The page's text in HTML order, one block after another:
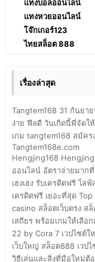
แทงบอลออนไลน์
แทงหวยออนไลน์
โจ๊กเกอร์123
ไทยสล็อต 888
เรื่องล่าสุด
Tangtem168 31 กันยา
ง่าย ฟีลดี วันเกิดนี้พี่จัดใ
เกม tangtem168 สมัค
Tangtem168e.com
Hengjing168
ออนไลน์ อัตราจ่ายมาก
เฮงเฮง รับเครดิตฟรี ไ
เครดิตฟรี เยอะที่สุด
casino สล็อตเว็บตรง ส
เสถียร พร้อมเกมให้เลือ
22 by Cora 7 เวปไซต์
เว็บใหญ่ สล็อต888 เวป
วิธีเล่นและสิ่งที่มือใหม่ต้